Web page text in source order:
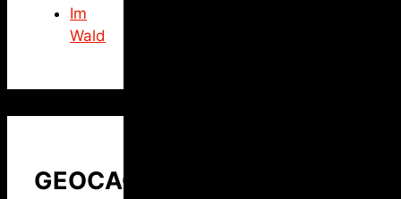
Im
Wald
GEOCACHING